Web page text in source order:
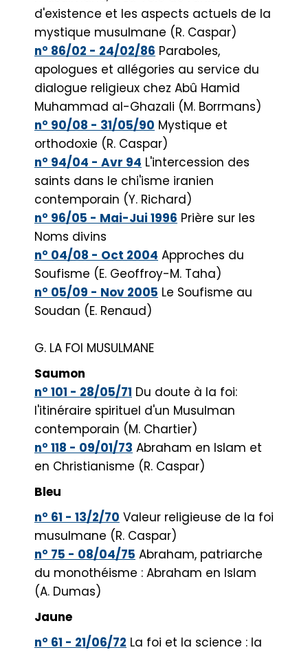
d'existence et les aspects actuels de la
mystique musulmane (R. Caspar)
n° 86/02 - 24/02/86 Paraboles,
apologues et allégories au service du
dialogue religieux chez Abû Hamid
Muhammad al-Ghazali (M. Borrmans)
n° 90/08 - 31/05/90 Mystique et
orthodoxie (R. Caspar)
n° 94/04 - Avr 94 L'intercession des
saints dans le chi'isme iranien
contemporain (Y. Richard)
n° 96/05 - Mai-Jui 1996 Prière sur les
Noms divins
n° 04/08 - Oct 2004 Approches du
Soufisme (E. Geoffroy-M. Taha)
n° 05/09 - Nov 2005 Le Soufisme au
Soudan (E. Renaud)
G. LA FOI MUSULMANE
Saumon
n° 101 - 28/05/71 Du doute à la foi:
l'itinéraire spirituel d'un Musulman
contemporain (M. Chartier)
n° 118 - 09/01/73 Abraham en Islam et
en Christianisme (R. Caspar)
Bleu
n° 61 - 13/2/70 Valeur religieuse de la foi
musulmane (R. Caspar)
n° 75 - 08/04/75 Abraham, patriarche
du monothéisme : Abraham en Islam
(A. Dumas)
Jaune
n° 61 - 21/06/72 La foi et la science : la